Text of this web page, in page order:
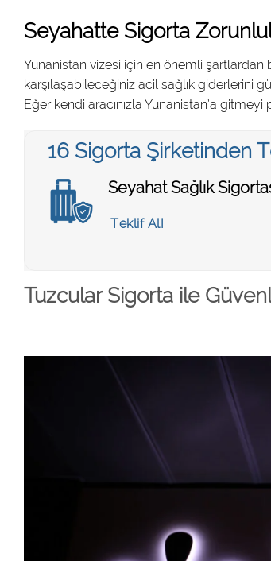
Seyahatte Sigorta
Yunanistan vizesi için en önemli şartlardan
karşılaşabileceğiniz acil sağlık giderlerini
Eğer kendi aracınızla Yunanistan’a
16 Sigorta Şirketinden
Seyahat Sağlık
Teklif Al!
Tuzcular Sigorta ile